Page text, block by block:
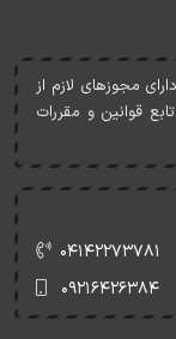
مجوزهای لازم از
قوانين و مقررات
۰۴۱۴۲۲۷۳۷۸۱
۰۹۲۱۶۴۲۶۳۸۴